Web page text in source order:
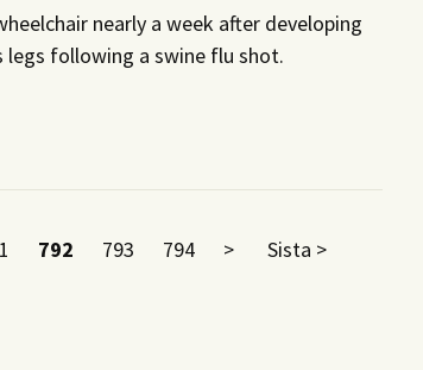
nearly a week after developing
legs following a swine flu shot.
792 793 794 > Sista >